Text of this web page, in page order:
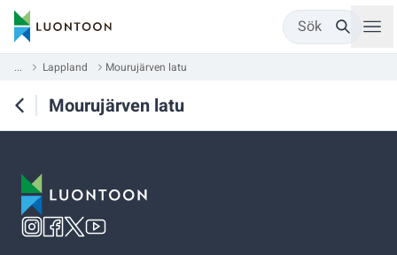
Sök
... Lappland Mourujärven latu
Mourujärven latu